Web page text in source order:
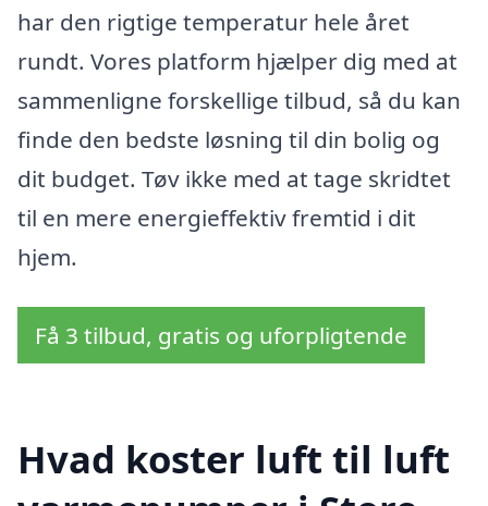
har den rigtige temperatur hele året
rundt. Vores platform hjælper dig med at
sammenligne forskellige tilbud, så du kan
finde den bedste løsning til din bolig og
dit budget. Tøv ikke med at tage skridtet
til en mere energieffektiv fremtid i dit
hjem.
Få 3 tilbud, gratis og uforpligtende
Hvad koster luft til luft